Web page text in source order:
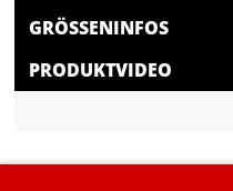
GRÖSSENINFOS
PRODUKTVIDEO